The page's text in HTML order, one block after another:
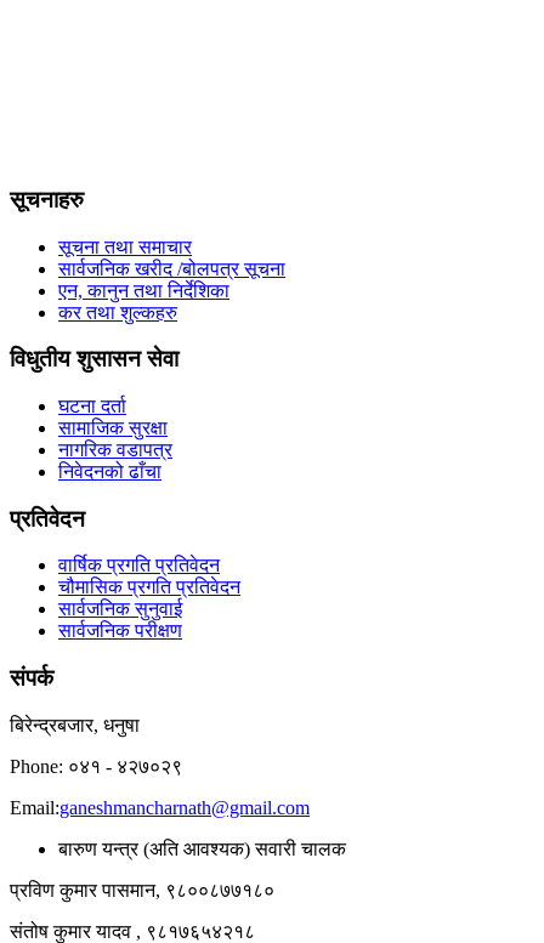
सूचनाहरु
सूचना तथा समाचार
सार्वजनिक खरीद /बोलपत्र सूचना
एन, कानुन तथा निर्देशिका
कर तथा शुल्कहरु
विधुतीय शुसासन सेवा
घटना दर्ता
सामाजिक सुरक्षा
नागरिक वडापत्र
निवेदनको ढाँचा
प्रतिवेदन
वार्षिक प्रगति प्रतिवेदन
चौमासिक प्रगति प्रतिवेदन
सार्वजनिक सुनुवाई
सार्वजनिक परीक्षण
संपर्क
बिरेन्द्रबजार, धनुषा
Phone: ०४१ - ४२७०२९
Email:ganeshmancharnath@gmail.com
बारुण यन्त्र (अति आवश्यक) सवारी चालक
प्रविण कुमार पासमान, ९८००८७७१८०
संतोष कुमार यादव , ९८१७६५४२१८